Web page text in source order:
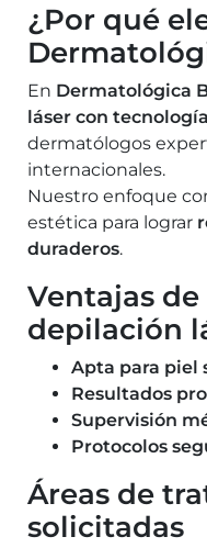
¿Por qué
En Dermatológica
láser con
dermatólogos
internacionales.
Nuestro enfoque
estética para lograr
duraderos.
Ventajas
depilación
Apta para piel
Resultados
Supervisión
Protocolos
Áreas de
solicitadas